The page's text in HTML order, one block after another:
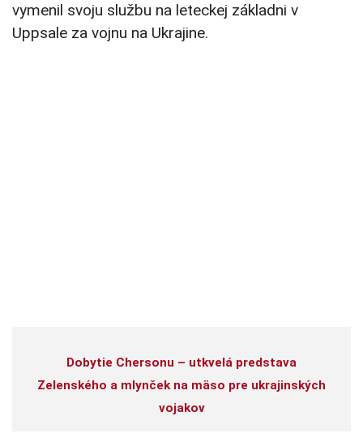
vymenil svoju službu na leteckej základni v
Uppsale za vojnu na Ukrajine.
Dobytie Chersonu – utkvelá predstava
Zelenského a mlynček na mäso pre ukrajinských
vojakov